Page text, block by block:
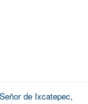
de Ixcatepec,